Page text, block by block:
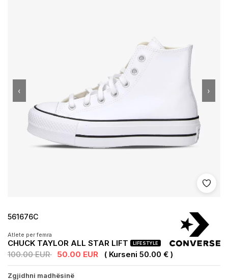
Shto
‹ ›
561676C
Atlete per femra
CHUCK TAYLOR ALL STAR LIFT LIFESTYLE
100.00 EUR 50.00 EUR ( Kurseni 50.00 € )
Zgjidhni madhësinë